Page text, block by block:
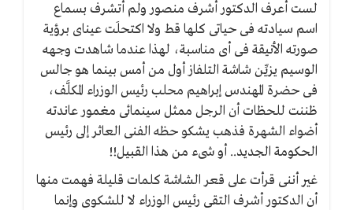
لست أعرف الدكتور أشرف منصور ولم أتشرف بسماع
اسم سيادته فى حياتى كلها قط ولا اكتحلَت عيناى برؤية
صورته الأنيقة فى أى مناسبة، لهذا عندما شاهدت وجهه
الوسيم يزيِّن شاشة التلفاز أول من أمس بينما هو جالس
فى حضرة المهندس إبراهيم محلب رئيس الوزراء المكلَّف،
ظننت للحظات أن الرجل ممثل سينمائى مغمور عاندته
أضواء الشهرة فذهب يشكو حظه الفنى العاثر إلى رئيس
الحكومة الجديد.. أو شىء من هذا القبيل!!
غير أننى قرأت على قعر الشاشة كلمات قليلة فهمت منها
أن الدكتور أشرف التقى رئيس الوزراء لا للشكوى وإنما